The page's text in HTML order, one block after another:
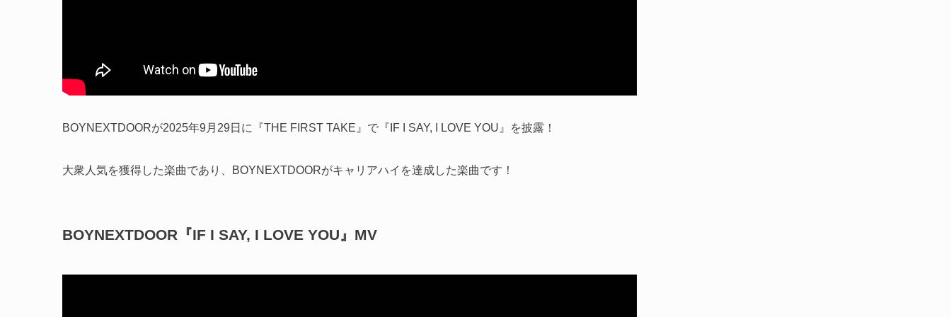
BOYNEXTDOORが2025年9月29日に『THE FIRST TAKE』で『IF I SAY, I LOVE YOU』を披露！
大衆人気を獲得した楽曲であり、BOYNEXTDOORがキャリアハイを達成した楽曲です！
BOYNEXTDOOR『IF I SAY, I LOVE YOU』MV